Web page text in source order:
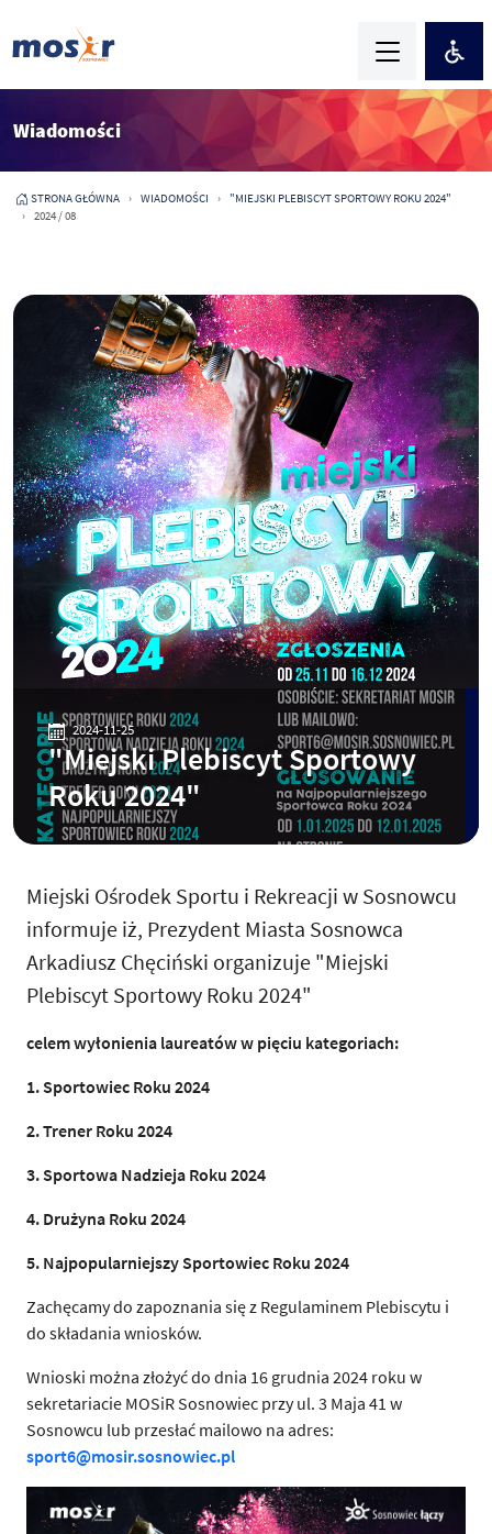
Wiadomości
STRONA GŁÓWNA WIADOMOŚCI
"MIEJSKI PLEBISCYT SPORTOWY ROKU 2024"
2024 / 08
2024-11-25
"Miejski Plebiscyt Sportowy
Roku 2024"
Miejski Ośrodek Sportu i Rekreacji w Sosnowcu
informuje iż, Prezydent Miasta Sosnowca
Arkadiusz Chęciński organizuje "Miejski
Plebiscyt Sportowy Roku 2024"
celem wyłonienia laureatów w pięciu kategoriach:
1. Sportowiec Roku 2024
2. Trener Roku 2024
3. Sportowa Nadzieja Roku 2024
4. Drużyna Roku 2024
5. Najpopularniejszy Sportowiec Roku 2024
Zachęcamy do zapoznania się z Regulaminem Plebiscytu i
do składania wniosków.
Wnioski można złożyć do dnia 16 grudnia 2024 roku w
sekretariacie MOSiR Sosnowiec przy ul. 3 Maja 41 w
Sosnowcu lub przesłać mailowo na adres:
sport6@mosir.sosnowiec.pl